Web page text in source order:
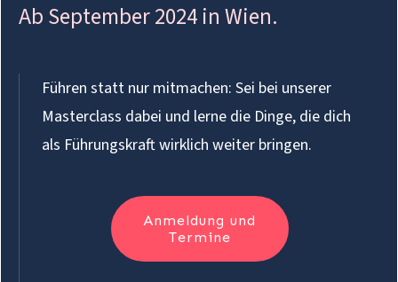
Ab September 2024 in Wien.
Führen statt nur mitmachen: Sei bei unserer
Masterclass dabei und lerne die Dinge, die dich
als Führungskraft wirklich weiter bringen.
Anmeldung und
Termine